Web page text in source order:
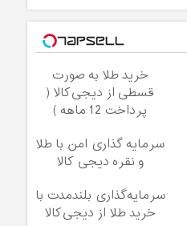
خرید طلا به صورت
قسطی از دیجی‌کالا (
پرداخت 12 ماهه )
سرمایه گذاری امن با طلا
و نقره دیجی کالا
سرمایه‌گذاری بلندمدت با
خرید طلا از دیجی‌کالا